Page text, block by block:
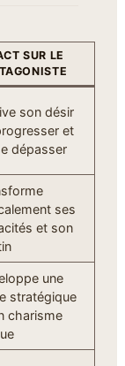
SUR LE
son désir
et
dépasser
ses
et son
une
stratégique
charisme